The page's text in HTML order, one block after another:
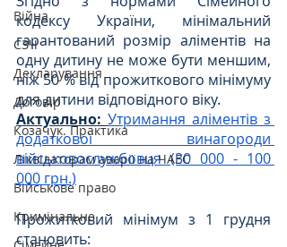
Війна
СЗЧ
Декларування
Договір
Козачук. Практика
Ліквідаторам аварії на ЧАЕС
Військове право
Кримінальне
кодексу України, мінімальний
гарантований розмір аліментів на
одну дитину не може бути меншим,
ніж 50 % від прожиткового мінімуму
для дитини відповідного віку.
Актуально: Утримання аліментів з
додаткової винагороди
військовослужбовця (30 000 - 100
000 грн.)
Прожитковий мінімум з 1 грудня
становить: